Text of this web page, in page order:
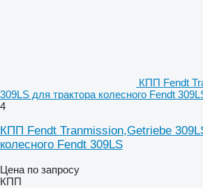
КПП Fendt
309LS для трактора колесного Fendt
4
КПП Fendt Tranmission,Getriebe
колесного Fendt 309LS
Цена по запросу
КПП